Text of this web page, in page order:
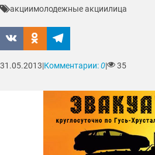
акциимолодежные акциилица
31.05.2013|Комментарии:0| 35